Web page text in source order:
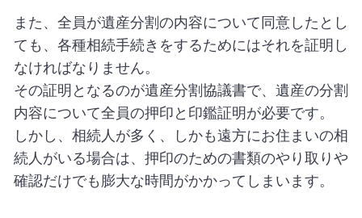
また、全員が遺産分割の内容について同意したとし
ても、各種相続手続きをするためにはそれを証明し
なければなりません。
その証明となるのが遺産分割協議書で、遺産の分割
内容について全員の押印と印鑑証明が必要です。
しかし、相続人が多く、しかも遠方にお住まいの相
続人がいる場合は、押印のための書類のやり取りや
確認だけでも膨大な時間がかかってしまいます。